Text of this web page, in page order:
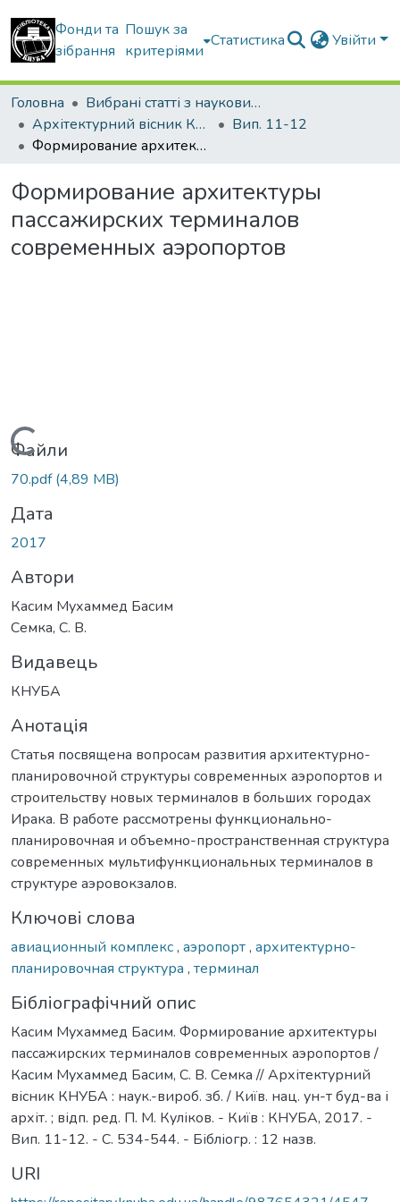
Фонди та
зібрання
Пошук за
критеріями
Статистика Увійти
Головна
Вибрані статті з наукових збірників КНУБА
Архітектурний вісник КНУБА
Вип. 11-12
Формирование архитектуры пассажирских терминалов современных аэропортов
Формирование архитектуры
пассажирских терминалов
современных аэропортов
Вантажиться...
Файли
70.pdf(4,89 MB)
Дата
2017
Автори
Касим Мухаммед Басим
Семка, С. В.
Видавець
КНУБА
Анотація
Статья посвящена вопросам развития архитектурно-
планировочной структуры современных аэропортов и
строительству новых терминалов в больших городах
Ирака. В работе рассмотрены функционально-
планировочная и объемно-пространственная структура
современных мультифункциональных терминалов в
структуре аэровокзалов.
Ключові слова
авиационный комплекс, аэропорт, архитектурно-
планировочная структура , терминал
Бібліографічний опис
Касим Мухаммед Басим. Формирование архитектуры
пассажирских терминалов современных аэропортов /
Касим Мухаммед Басим, С. В. Семка // Архітектурний
вісник КНУБА : наук.-вироб. зб. / Київ. нац. ун-т буд-ва і
архіт. ; відп. ред. П. М. Куліков. - Київ : КНУБА, 2017. -
Вип. 11-12. - С. 534-544. - Бібліогр. : 12 назв.
URI